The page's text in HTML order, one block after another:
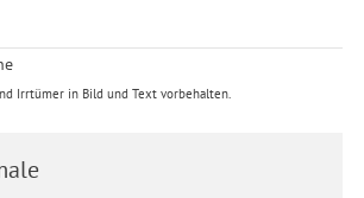
Irrtümer in Bild und Text vorbehalten.